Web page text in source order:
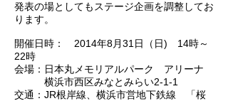
発表の場としてもステージ企画を調整してお
ります。
開催日時： 2014年8月31日（日) 14時～
22時
会場：日本丸メモリアルパーク アリーナ
横浜市西区みなとみらい2-1-1
交通：JR根岸線、横浜市営地下鉄線 「桜